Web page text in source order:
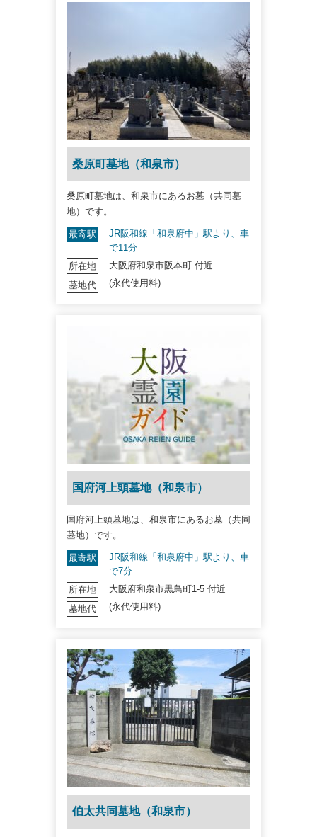
桑原町墓地（和泉市）
桑原町墓地は、和泉市にあるお墓（共同墓
地）です。
最寄駅
JR阪和線「和泉府中」駅より、車
で11分
所在地
大阪府和泉市阪本町 付近
墓地代
(永代使用料)
国府河上頭墓地（和泉市）
国府河上頭墓地は、和泉市にあるお墓（共同
墓地）です。
最寄駅
JR阪和線「和泉府中」駅より、車
で7分
所在地
大阪府和泉市黒鳥町1-5 付近
墓地代
(永代使用料)
伯太共同墓地（和泉市）